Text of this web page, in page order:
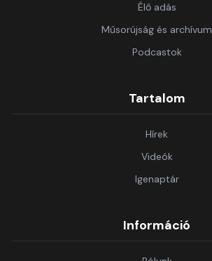
Élő adás
Műsorújság és archívum
Podcastok
Tartalom
Hírek
Videók
Igenaptár
Információ